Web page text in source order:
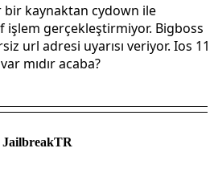
bir kaynaktan cydown ile
gerçekleştirmiyor. Bigboss
url adresi uyarısı veriyor. Ios 11
mıdır acaba?
JailbreakTR